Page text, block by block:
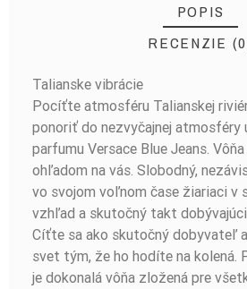
POPIS
RECENZIE
Talianske vibrácie
Pocíťte atmosféru Talianskej
ponoriť do nezvyčajnej atmosféry
parfumu Versace Blue Jeans.
ohľadom na vás. Slobodný,
vo svojom voľnom čase žiariaci v
vzhľad a skutočný takt
Cíťte sa ako skutočný dobyvateľ
svet tým, že ho hodíte na kolená.
je dokonalá vôňa zložená pre
BUĎTE PRVÝ, KTO NAPÍŠE